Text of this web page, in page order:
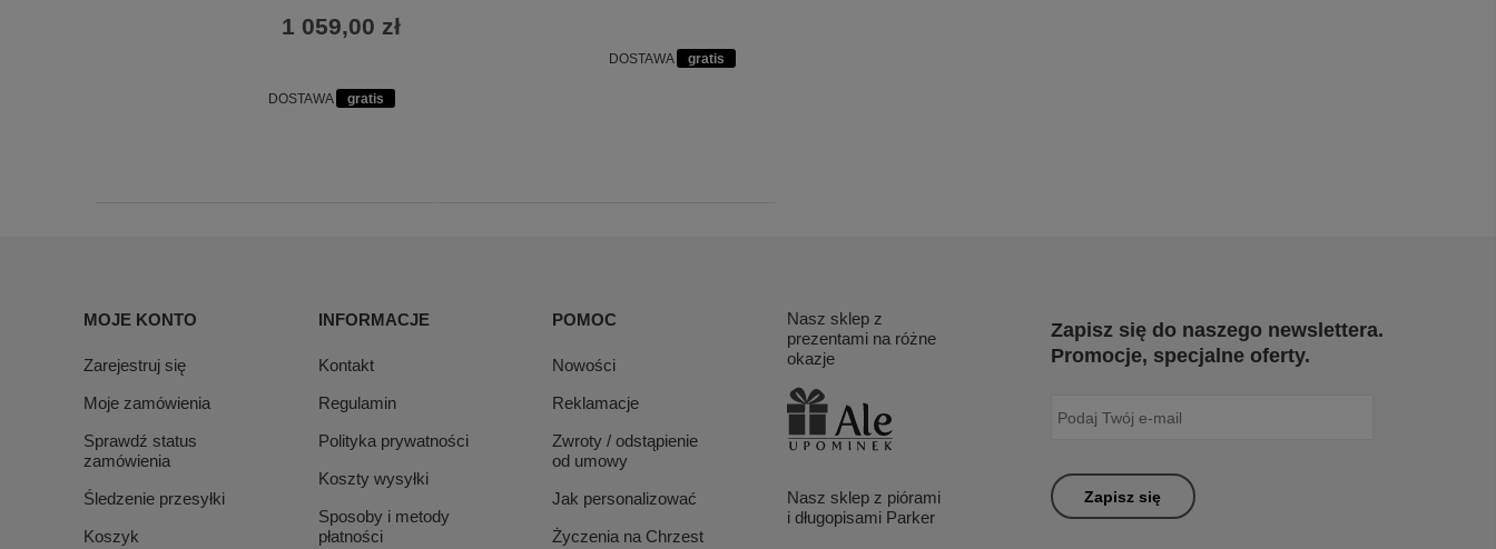
1 059,00 zł
DOSTAWA gratis
DOSTAWA gratis
MOJE KONTO
Zarejestruj się
Moje zamówienia
Sprawdź status
zamówienia
Śledzenie przesyłki
Koszyk
INFORMACJE
Kontakt
Regulamin
Polityka prywatności
Koszty wysyłki
Sposoby i metody
płatności
POMOC
Nowości
Reklamacje
Zwroty / odstąpienie
od umowy
Jak personalizować
Życzenia na Chrzest
Nasz sklep z
prezentami na różne
okazje
Nasz sklep z piórami
i długopisami Parker
Zapisz się do naszego newslettera.
Promocje, specjalne oferty.
Zapisz się